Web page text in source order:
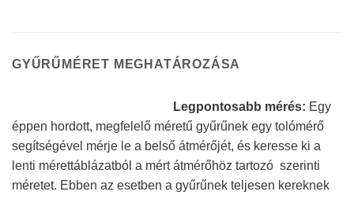
GYŰRŰMÉRET MEGHATÁROZÁSA
Legpontosabb mérés: Egy
éppen hordott, megfelelő méretű gyűrűnek egy tolómérő
segítségével mérje le a belső átmérőjét, és keresse ki a
lenti mérettáblázatból a mért átmérőhöz tartozó szerinti
méretet. Ebben az esetben a gyűrűnek teljesen kereknek